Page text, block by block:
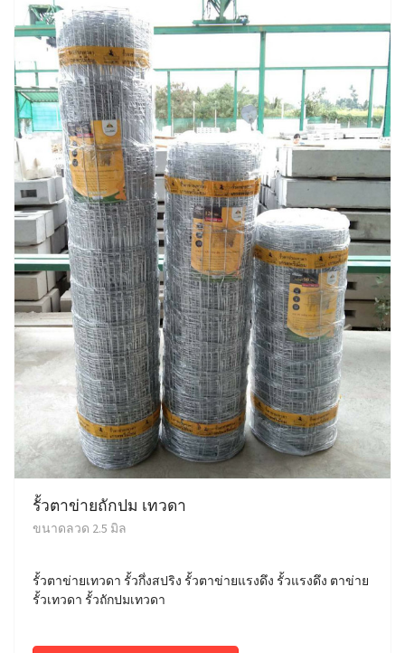
รั้วตาข่ายถักปม เทวดา
ขนาดลวด 2.5 มิล
รั้วตาข่ายเทวดา รั้วกึ่งสปริง รั้วตาข่ายแรงดึง รั้วแรงดึง ตาข่าย
รั้วเทวดา รั้วถักปมเทวดา